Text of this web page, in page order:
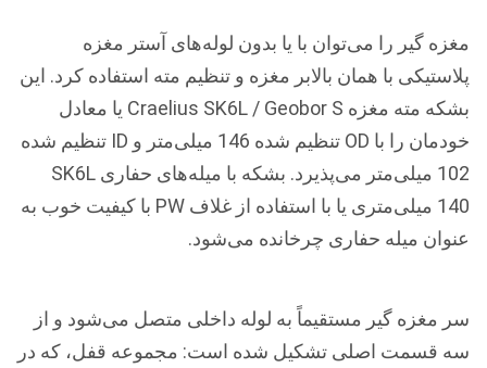
مغزه گیر را می‌توان با یا بدون لوله‌های آستر مغزه
پلاستیکی با همان بالابر مغزه و تنظیم مته استفاده کرد. این
بشکه مته مغزه Craelius SK6L / Geobor S یا معادل
خودمان را با OD تنظیم شده 146 میلی‌متر و ID تنظیم شده
102 میلی‌متر می‌پذیرد. بشکه با میله‌های حفاری SK6L
140 میلی‌متری یا با استفاده از غلاف PW با کیفیت خوب به
عنوان میله حفاری چرخانده می‌شود.
سر مغزه گیر مستقیماً به لوله داخلی متصل می‌شود و از
سه قسمت اصلی تشکیل شده است: مجموعه قفل، که در